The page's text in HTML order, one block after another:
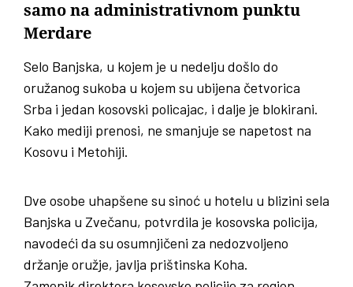
samo na administrativnom punktu
Merdare
Selo Banjska, u kojem je u nedelju došlo do
oružanog sukoba u kojem su ubijena četvorica
Srba i jedan kosovski policajac, i dalje je blokirani.
Kako mediji prenosi, ne smanjuje se napetost na
Kosovu i Metohiji.
Dve osobe uhapšene su sinoć u hotelu u blizini sela
Banjska u Zvečanu, potvrdila je kosovska policija,
navodeći da su osumnjičeni za nedozvoljeno
držanje oružje, javlja prištinska Koha.